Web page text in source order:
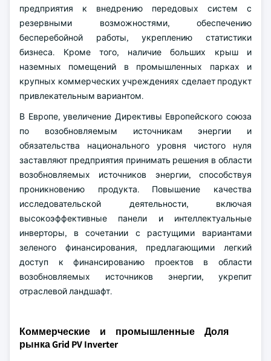
предприятия к внедрению передовых систем с
резервными возможностями, обеспечению
бесперебойной работы, укреплению статистики
бизнеса. Кроме того, наличие больших крыш и
наземных помещений в промышленных парках и
крупных коммерческих учреждениях сделает продукт
привлекательным вариантом.
В Европе, увеличение Директивы Европейского союза
по возобновляемым источникам энергии и
обязательства национального уровня чистого нуля
заставляют предприятия принимать решения в области
возобновляемых источников энергии, способствуя
проникновению продукта. Повышение качества
исследовательской деятельности, включая
высокоэффективные панели и интеллектуальные
инверторы, в сочетании с растущими вариантами
зеленого финансирования, предлагающими легкий
доступ к финансированию проектов в области
возобновляемых источников энергии, укрепит
отраслевой ландшафт.
Коммерческие и промышленные Доля
рынка Grid PV Inverter